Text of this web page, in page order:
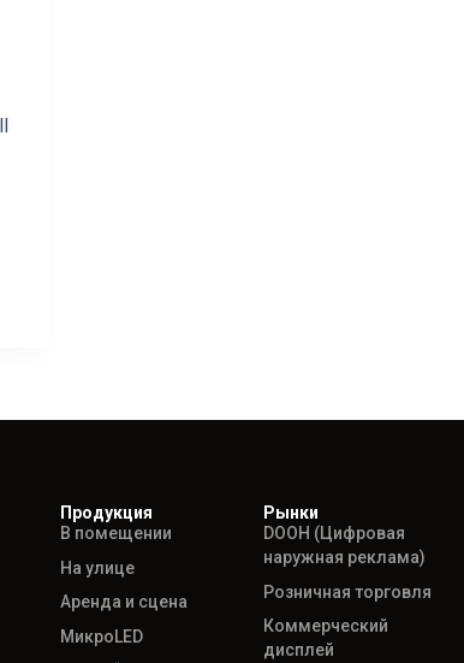
Продукция
В помещении
На улице
Аренда и сцена
МикроLED
Рынки
DOOH (Цифровая
наружная реклама)
Розничная торговля
Коммерческий
дисплей